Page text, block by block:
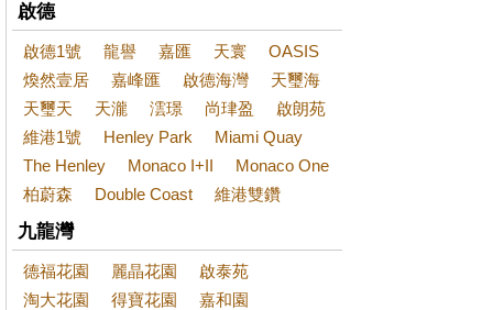
啟德
啟德1號 龍譽 嘉匯 天寰
OASIS
煥然壹居
嘉峰匯 啟德海灣
天璽海
天璽天
天瀧 澐璟 尚珒盈
啟朗苑
維港1號
Henley Park
Miami Quay
The Henley
Monaco I+II
Monaco One
柏蔚森
Double Coast 維港雙鑽
九龍灣
德福花園 麗晶花園
啟泰苑
淘大花園
得寶花園 嘉和園